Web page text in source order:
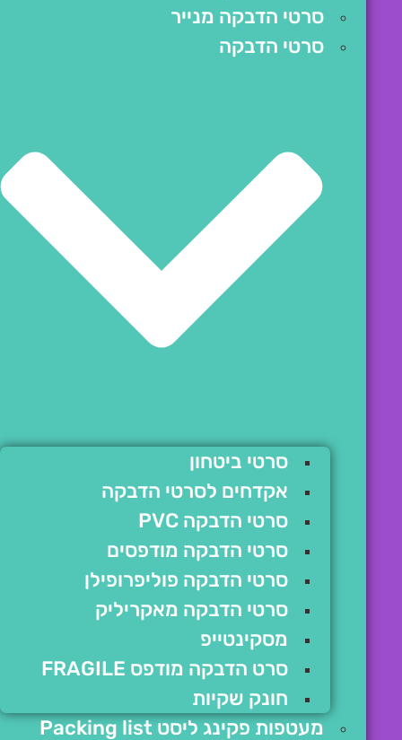
סרטי הדבקה מנייר
סרטי הדבקה
סרטי ביטחון
אקדחים לסרטי הדבקה
סרטי הדבקה PVC
סרטי הדבקה מודפסים
סרטי הדבקה פוליפרופילן
סרטי הדבקה מאקריליק
מסקינטייפ
סרט הדבקה מודפס FRAGILE
חונק שקיות
מעטפות פקינג ליסט Packing list